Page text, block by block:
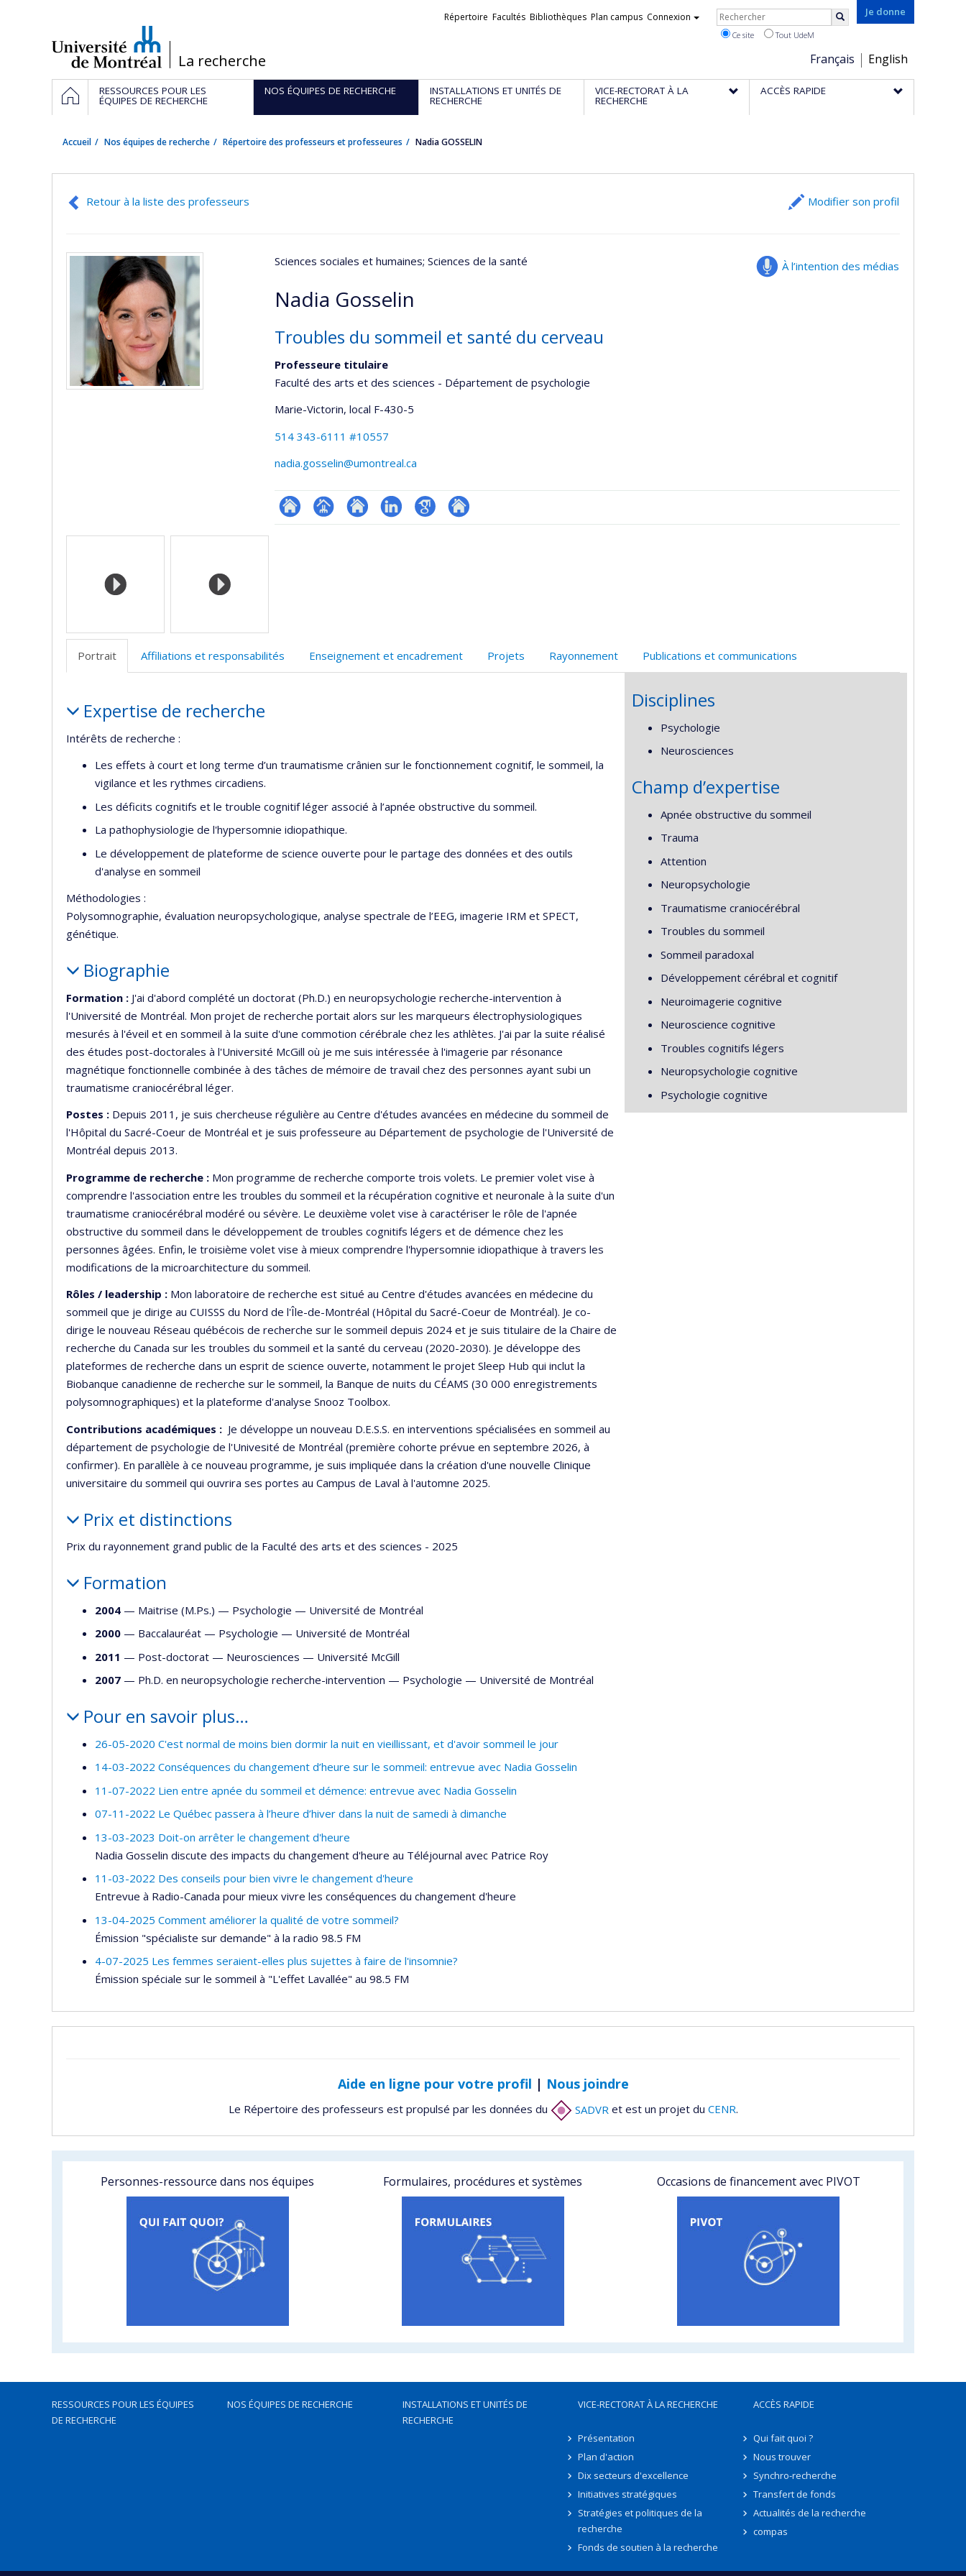
/La recherche
Je donne
Choix
de
la
Français English
Liens
Répertoire Facultés Bibliothèques Plan campus Connexion Rechercher
Ce site Tout UdeM
Navigation
principale
ACCUEILRESSOURCES POUR LES
ÉQUIPES DE RECHERCHE
NOS ÉQUIPES DE RECHERCHE INSTALLATIONS ET UNITÉS DE
RECHERCHE
VICE-RECTORAT À LA
RECHERCHE
ACCÈS RAPIDE
Accueil Nos équipes de recherche Répertoire des professeurs et professeures Nadia GOSSELIN
Retour à la liste des professeurs Modifier son profil
À l’intention des médias
Sciences sociales et humaines; Sciences de la santé
Nadia Gosselin
Troubles du sommeil et santé du cerveau
Professeure titulaire
Faculté des arts et des sciences - Département de psychologie
Marie-Victorin, local F-430-5
514 343-6111 #10557
nadia.gosselin@umontreal.ca
ResearchGate
Page Site
LinkedInGoogleAutre
Médias
Portrait Affiliations et responsabilités Enseignement et encadrement Projets Rayonnement Publications et communications
Expertise de recherche
Intérêts de recherche :
Les effets à court et long terme d’un traumatisme crânien sur le fonctionnement cognitif, le sommeil, la
vigilance et les rythmes circadiens.
Les déficits cognitifs et le trouble cognitif léger associé à l’apnée obstructive du sommeil.
La pathophysiologie de l'hypersomnie idiopathique.
Le développement de plateforme de science ouverte pour le partage des données et des outils
d'analyse en sommeil
Méthodologies :
Polysomnographie, évaluation neuropsychologique, analyse spectrale de l’EEG, imagerie IRM et SPECT,
génétique.
Biographie
Formation : J'ai d'abord complété un doctorat (Ph.D.) en neuropsychologie recherche-intervention à
l'Université de Montréal. Mon projet de recherche portait alors sur les marqueurs électrophysiologiques
mesurés à l'éveil et en sommeil à la suite d'une commotion cérébrale chez les athlètes. J'ai par la suite réalisé
des études post-doctorales à l'Université McGill où je me suis intéressée à l'imagerie par résonance
magnétique fonctionnelle combinée à des tâches de mémoire de travail chez des personnes ayant subi un
traumatisme craniocérébral léger.
Postes : Depuis 2011, je suis chercheuse régulière au Centre d'études avancées en médecine du sommeil de
l'Hôpital du Sacré-Coeur de Montréal et je suis professeure au Département de psychologie de l'Université de
Montréal depuis 2013.
Programme de recherche : Mon programme de recherche comporte trois volets. Le premier volet vise à
comprendre l'association entre les troubles du sommeil et la récupération cognitive et neuronale à la suite d'un
traumatisme craniocérébral modéré ou sévère. Le deuxième volet vise à caractériser le rôle de l'apnée
obstructive du sommeil dans le développement de troubles cognitifs légers et de démence chez les
personnes âgées. Enfin, le troisième volet vise à mieux comprendre l'hypersomnie idiopathique à travers les
modifications de la microarchitecture du sommeil.
Rôles / leadership : Mon laboratoire de recherche est situé au Centre d'études avancées en médecine du
sommeil que je dirige au CUISSS du Nord de l'Île-de-Montréal (Hôpital du Sacré-Coeur de Montréal). Je co-
dirige le nouveau Réseau québécois de recherche sur le sommeil depuis 2024 et je suis titulaire de la Chaire de
recherche du Canada sur les troubles du sommeil et la santé du cerveau (2020-2030). Je développe des
plateformes de recherche dans un esprit de science ouverte, notamment le projet Sleep Hub qui inclut la
Biobanque canadienne de recherche sur le sommeil, la Banque de nuits du CÉAMS (30 000 enregistrements
polysomnographiques) et la plateforme d'analyse Snooz Toolbox.
Contributions académiques : Je développe un nouveau D.E.S.S. en interventions spécialisées en sommeil au
département de psychologie de l'Univesité de Montréal (première cohorte prévue en septembre 2026, à
confirmer). En parallèle à ce nouveau programme, je suis impliquée dans la création d'une nouvelle Clinique
universitaire du sommeil qui ouvrira ses portes au Campus de Laval à l'automne 2025.
Prix et distinctions
Prix du rayonnement grand public de la Faculté des arts et des sciences - 2025
Formation
2004 — Maitrise (M.Ps.) — Psychologie — Université de Montréal
2000 — Baccalauréat — Psychologie — Université de Montréal
2011 — Post-doctorat — Neurosciences — Université McGill
2007 — Ph.D. en neuropsychologie recherche-intervention — Psychologie — Université de Montréal
Pour en savoir plus…
26-05-2020 C'est normal de moins bien dormir la nuit en vieillissant, et d'avoir sommeil le jour
14-03-2022 Conséquences du changement d’heure sur le sommeil: entrevue avec Nadia Gosselin
11-07-2022 Lien entre apnée du sommeil et démence: entrevue avec Nadia Gosselin
07-11-2022 Le Québec passera à l’heure d’hiver dans la nuit de samedi à dimanche
13-03-2023 Doit-on arrêter le changement d'heure
Nadia Gosselin discute des impacts du changement d'heure au Téléjournal avec Patrice Roy
11-03-2022 Des conseils pour bien vivre le changement d'heure
Entrevue à Radio-Canada pour mieux vivre les conséquences du changement d'heure
13-04-2025 Comment améliorer la qualité de votre sommeil?
Émission "spécialiste sur demande" à la radio 98.5 FM
4-07-2025 Les femmes seraient-elles plus sujettes à faire de l'insomnie?
Émission spéciale sur le sommeil à "L'effet Lavallée" au 98.5 FM
Disciplines
Psychologie
Neurosciences
Champ d’expertise
Apnée obstructive du sommeil
Trauma
Attention
Neuropsychologie
Traumatisme craniocérébral
Troubles du sommeil
Sommeil paradoxal
Développement cérébral et cognitif
Neuroimagerie cognitive
Neuroscience cognitive
Troubles cognitifs légers
Neuropsychologie cognitive
Psychologie cognitive
Aide en ligne pour votre profil | Nous joindre
Le Répertoire des professeurs est propulsé par les données du SADVR et est un projet du CENR.
Personnes-ressource dans nos équipes Formulaires, procédures et systèmes Occasions de financement avec PIVOT
RESSOURCES POUR LES ÉQUIPES
DE RECHERCHE
NOS ÉQUIPES DE RECHERCHE
INSTALLATIONS ET UNITÉS DE
RECHERCHE
VICE-RECTORAT À LA RECHERCHE
Présentation
Plan d'action
Dix secteurs d'excellence
Initiatives stratégiques
Stratégies et politiques de la
recherche
Fonds de soutien à la recherche
ACCÈS RAPIDE
Qui fait quoi ?
Nous trouver
Synchro-recherche
Transfert de fonds
Actualités de la recherche
compas